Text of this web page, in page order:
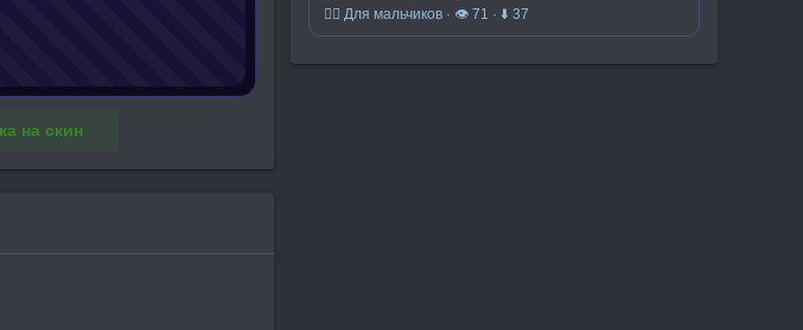
на скин
🧍‍♂️ Для мальчиков · 👁 71 · ⬇ 37